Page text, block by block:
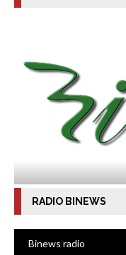
RADIO BINEWS